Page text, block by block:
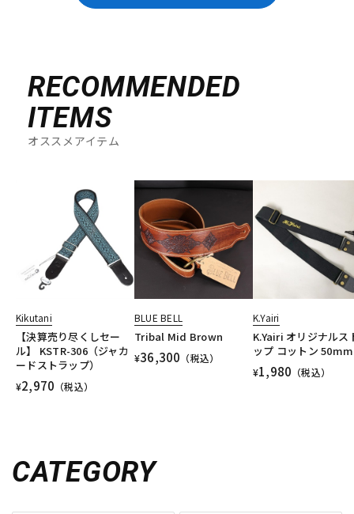
RECOMMENDED
ITEMS
オススメアイテム
Kikutani
【決算売り尽くしセー
ル】 KSTR-306（ジャカ
ードストラップ）
¥2,970 （税込）
BLUE BELL
Tribal Mid Brown
¥36,300 （税込）
K.Yairi
K.Yairi オリジナルス
ップ コットン 50mm
¥1,980 （税込）
CATEGORY